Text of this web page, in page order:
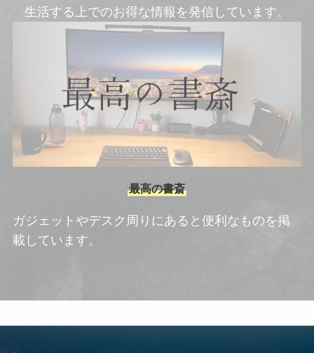
生活する上でのお得な情報を発信しています。
最高の書斎
ガジェットやデスク周りにあると便利なものを掲
載しています。